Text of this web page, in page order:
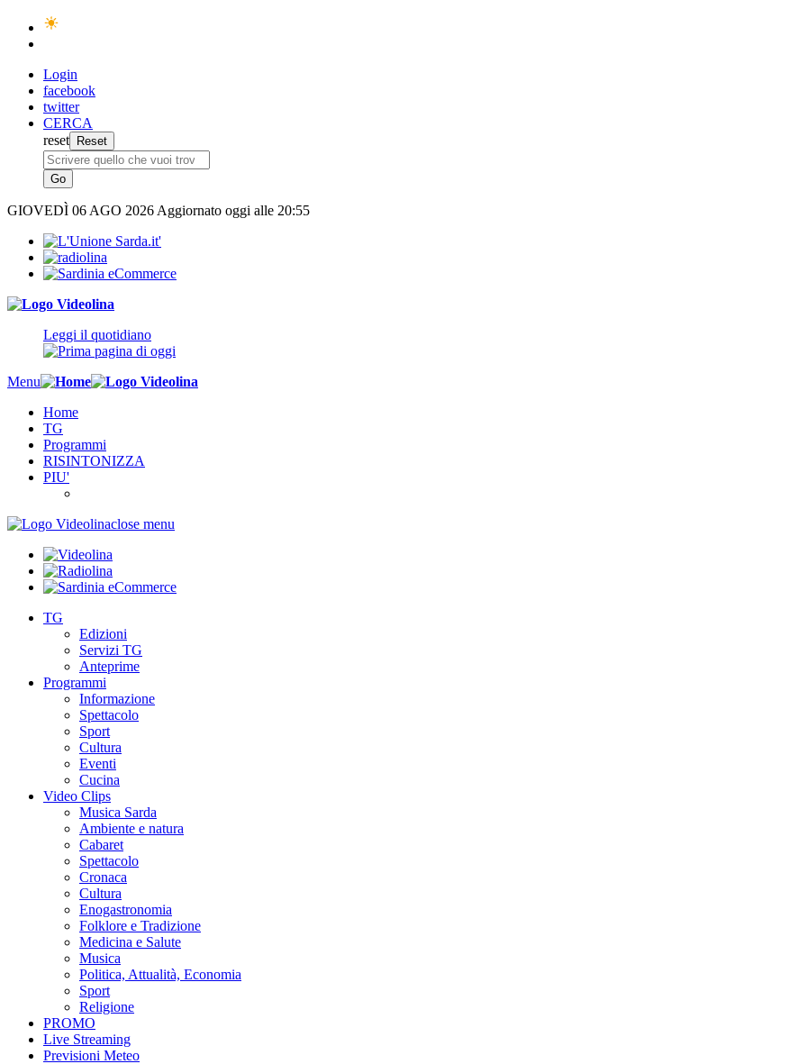
Login
facebook
twitter
CERCA
reset
GIOVEDÌ 06 AGO 2026 Aggiornato oggi alle 20:55
Leggi il quotidiano
Menu
Home
TG
Programmi
RISINTONIZZA
PIU'
close menu
TG
Edizioni
Servizi TG
Anteprime
Programmi
Informazione
Spettacolo
Sport
Cultura
Eventi
Cucina
Video Clips
Musica Sarda
Ambiente e natura
Cabaret
Spettacolo
Cronaca
Cultura
Enogastronomia
Folklore e Tradizione
Medicina e Salute
Musica
Politica, Attualità, Economia
Sport
Religione
PROMO
Live Streaming
Previsioni Meteo